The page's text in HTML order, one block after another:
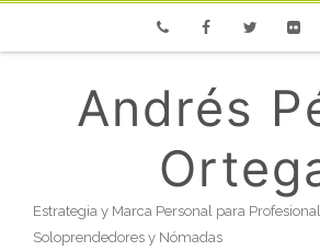
Andrés
Estrategia y Marca Personal para
Soloprendedores y Nómadas